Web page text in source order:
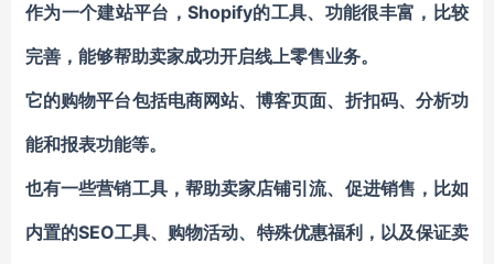
作为一个建站平台，Shopify的工具、功能很丰富，比较
完善，能够帮助卖家成功开启线上零售业务。
它的购物平台包括电商网站、博客页面、折扣码、分析功
能和报表功能等。
也有一些营销工具，帮助卖家店铺引流、促进销售，比如
内置的SEO工具、购物活动、特殊优惠福利，以及保证卖